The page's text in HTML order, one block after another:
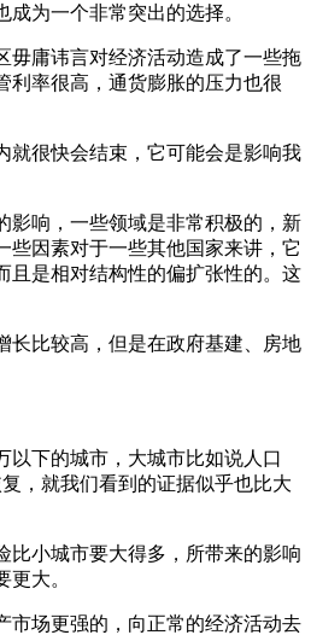
为一个非常突出的选择。
毋庸讳言对经济活动造成了一些拖
利率很高，通货膨胀的压力也很
就很快会结束，它可能会是影响我
影响，一些领域是非常积极的，新
因素对于一些其他国家来讲，它
且是相对结构性的偏扩张性的。这
长比较高，但是在政府基建、房地
以下的城市，大城市比如说人口
，就我们看到的证据似乎也比大
比小城市要大得多，所带来的影响
大。
市场更强的，向正常的经济活动去